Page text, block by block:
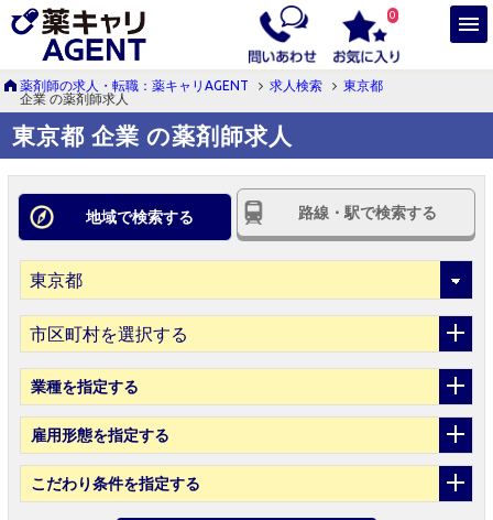
0
薬剤師の求人・転職：薬キャリAGENT 求人検索
東京都
企業 の薬剤師求人
東京都 企業 の薬剤師求人
地域で検索する 路線・駅で検索する
市区町村を選択する
業種を指定する
雇用形態を指定する
こだわり条件を指定する